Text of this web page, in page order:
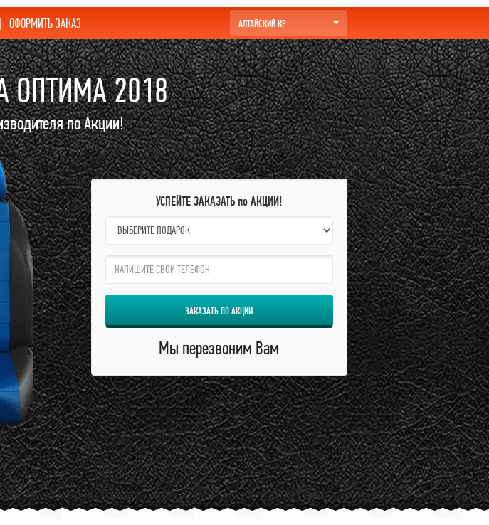
| ОФОРМИТЬ ЗАКАЗ АЛТАЙСКИЙ КР
ОПТИМА 2018
по Акции!
УСПЕЙТЕ ЗАКАЗАТЬ по АКЦИИ!
name:
qzw:
ЗАКАЗАТЬ ПО АКЦИИ
Мы перезвоним Вам